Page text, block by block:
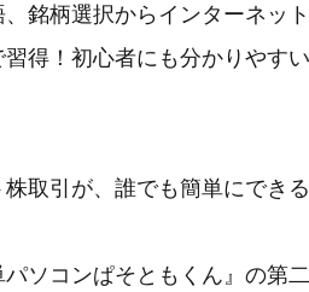
銘柄選択からインターネッ
得！初心者にも分かりやす
株取引が、誰でも簡単にでき
ソコンぱそともくん』の第二